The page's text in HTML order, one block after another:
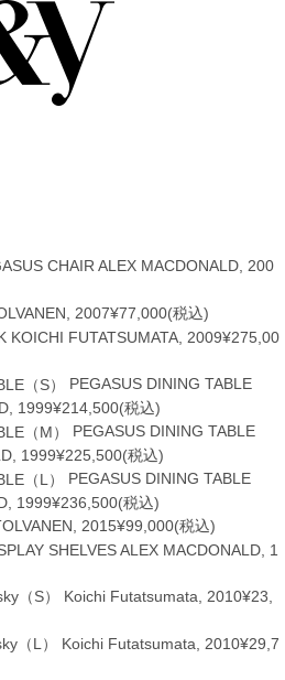
CHAIR ALEX MACDONALD, 200
2007¥77,000(税込)
KOICHI FUTATSUMATA, 2009¥275,00
PEGASUS DINING TABLE
1999¥214,500(税込)
PEGASUS DINING TABLE
1999¥225,500(税込)
PEGASUS DINING TABLE
1999¥236,500(税込)
2015¥99,000(税込)
SHELVES ALEX MACDONALD, 1
（S）
Koichi Futatsumata, 2010¥23,
（L）
Koichi Futatsumata, 2010¥29,7